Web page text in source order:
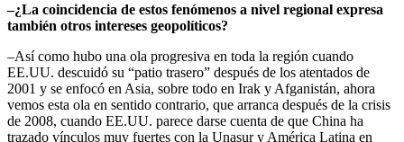
–¿La coincidencia de estos fenómenos a nivel regional expresa
también otros intereses geopolíticos?
–Así como hubo una ola progresiva en toda la región cuando
EE.UU. descuidó su “patio trasero” después de los atentados de
2001 y se enfocó en Asia, sobre todo en Irak y Afganistán, ahora
vemos esta ola en sentido contrario, que arranca después de la crisis
de 2008, cuando EE.UU. parece darse cuenta de que China ha
trazado vínculos muy fuertes con la Unasur y América Latina en